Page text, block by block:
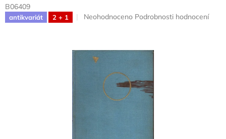
B06409
antikvariát 2 + 1
Průměrné
0,0
hvězdiček.
Neohodnoceno Podrobnosti hodnocení